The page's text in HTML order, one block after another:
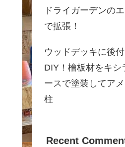
ドライガーデンの
で拡張！
ウッドデッキに後
DIY！檜板材をキ
ースで塗装してア
柱
Recent